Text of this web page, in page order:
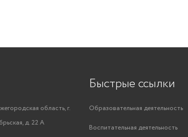
область, г.
д. 22 А
Быстрые ссылки
Образовательная деятельность
Воспитательная деятельность